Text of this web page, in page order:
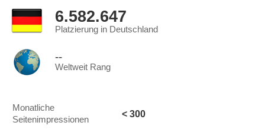
6.582.647
Platzierung in Deutschland
--
Weltweit Rang
Monatliche
Seitenimpressionen
< 300